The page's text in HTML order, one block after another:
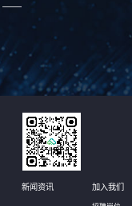
——
新闻资讯 加入我们